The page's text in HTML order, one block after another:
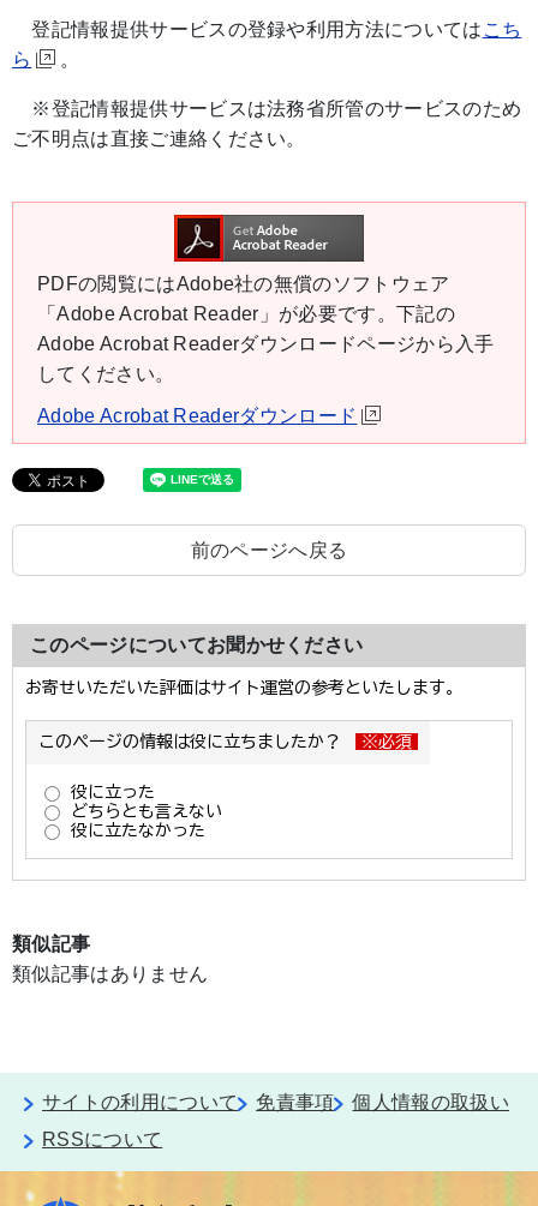
登記情報提供サービスの登録や利用方法については こち
ら
。
※登記情報提供サービスは法務省所管のサービスのため
ご不明点は直接ご連絡ください。
PDFの閲覧にはAdobe社の無償のソフトウェア
「Adobe Acrobat Reader」が必要です。下記の
Adobe Acrobat Readerダウンロードページから入手
してください。
Adobe Acrobat Readerダウンロード
前のページへ戻る
このページについてお聞かせください
類似記事
類似記事はありません
サイトの利用について 免責事項
個人情報の取扱い
RSSについて